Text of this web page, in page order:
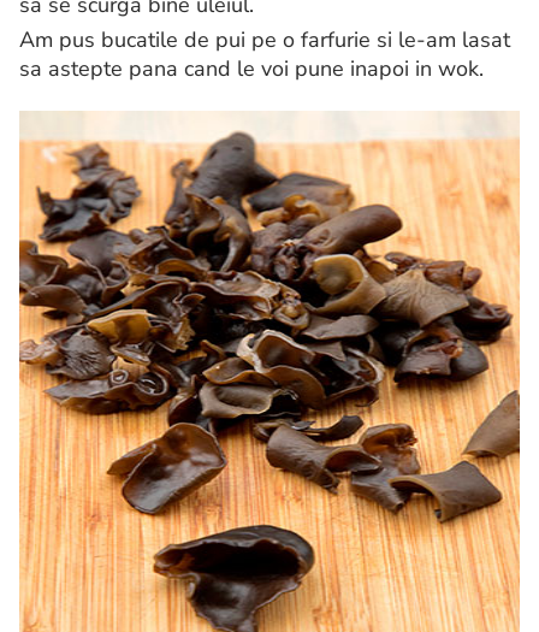
Am pus bucatile de pui pe o farfurie si le-am lasat
sa astepte pana cand le voi pune inapoi in wok.